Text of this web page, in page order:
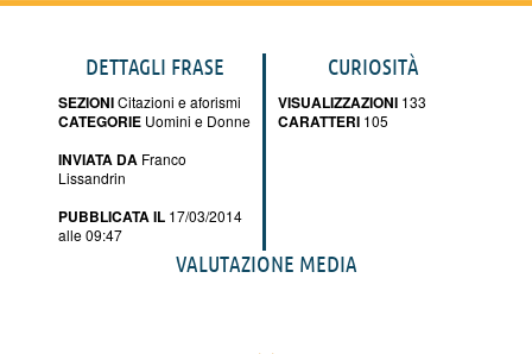
DETTAGLI FRASE
SEZIONICitazioni e aforismi
CATEGORIE Uomini e Donne
INVIATA DA Franco
Lissandrin
PUBBLICATA IL 17/03/2014
alle 09:47
CURIOSITÀ
VISUALIZZAZIONI 133
CARATTERI 105
VALUTAZIONE MEDIA